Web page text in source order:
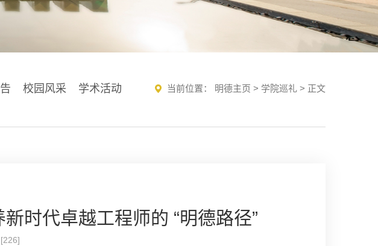
校园风采 学术活动 当前位置： 明德主页 > 学院巡礼 > 正文
时代卓越工程师的 “明德路径”
226]